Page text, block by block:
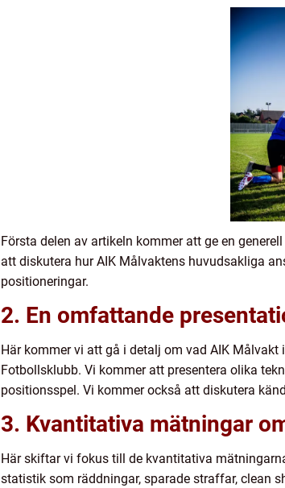
Första delen av artikeln kommer att ge en
att diskutera hur AIK Målvaktens huvudsakliga
positioneringar.
2. En omfattande
Här kommer vi att gå i detalj om vad AIK
Fotbollsklubb. Vi kommer att presentera olika
positionsspel. Vi kommer också att diskutera
3. Kvantitativa mätningar
Här skiftar vi fokus till de kvantitativa
statistik som räddningar, sparade straffar, clean